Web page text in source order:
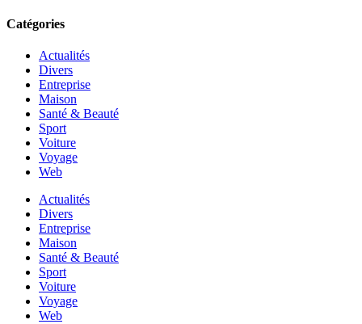
Catégories
Actualités
Divers
Entreprise
Maison
Santé & Beauté
Sport
Voiture
Voyage
Web
Actualités
Divers
Entreprise
Maison
Santé & Beauté
Sport
Voiture
Voyage
Web